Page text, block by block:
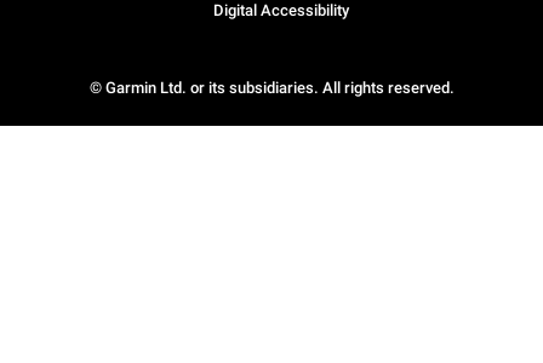
© Garmin Ltd. or its subsidiaries. All rights reserved.
Digital Accessibility